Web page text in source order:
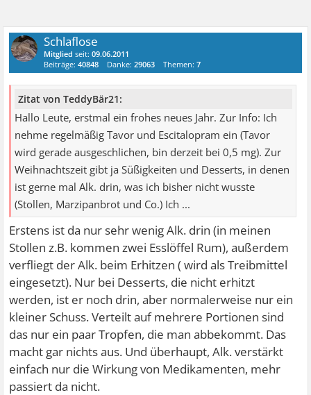
Schlaflose
Mitglied seit:09.06.2011
Beiträge:40848 Danke:29063 Themen:7
Zitat von TeddyBär21:
Hallo Leute, erstmal ein frohes neues Jahr. Zur Info: Ich
nehme regelmäßig Tavor und Escitalopram ein (Tavor
wird gerade ausgeschlichen, bin derzeit bei 0,5 mg). Zur
Weihnachtszeit gibt ja Süßigkeiten und Desserts, in denen
ist gerne mal Alk. drin, was ich bisher nicht wusste
(Stollen, Marzipanbrot und Co.) Ich ...
Erstens ist da nur sehr wenig Alk. drin (in meinen
Stollen z.B. kommen zwei Esslöffel Rum), außerdem
verfliegt der Alk. beim Erhitzen ( wird als Treibmittel
eingesetzt). Nur bei Desserts, die nicht erhitzt
werden, ist er noch drin, aber normalerweise nur ein
kleiner Schuss. Verteilt auf mehrere Portionen sind
das nur ein paar Tropfen, die man abbekommt. Das
macht gar nichts aus. Und überhaupt, Alk. verstärkt
einfach nur die Wirkung von Medikamenten, mehr
passiert da nicht.